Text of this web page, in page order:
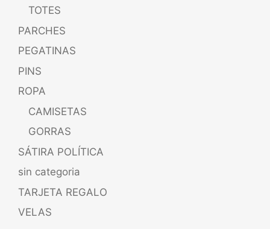
TOTES
PARCHES
PEGATINAS
PINS
ROPA
CAMISETAS
GORRAS
SÁTIRA POLÍTICA
sin categoria
TARJETA REGALO
VELAS